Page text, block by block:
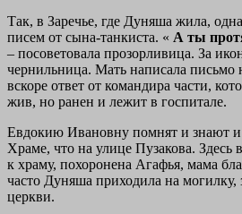
Так, в Заречье, где Дуняша жила,
писем от сына-танкиста. « А ты
– посоветовала прозорливица. За
чернильница. Мать написала письмо
вскоре ответ от командира части,
жив, но ранен и лежит в госпитале.
Евдокию Ивановну помнят и знают и
Храме, что на улице Пузакова. Здесь
к храму, похоронена Агафья, мама
часто Дуняша приходила на могилку,
церкви.